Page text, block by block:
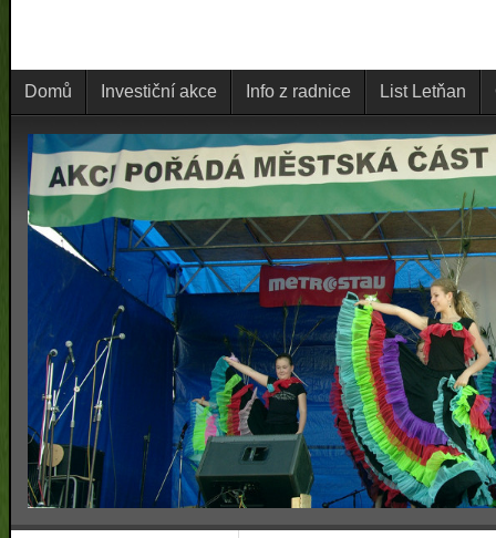
Domů Investiční akce Info z radnice List Letňan